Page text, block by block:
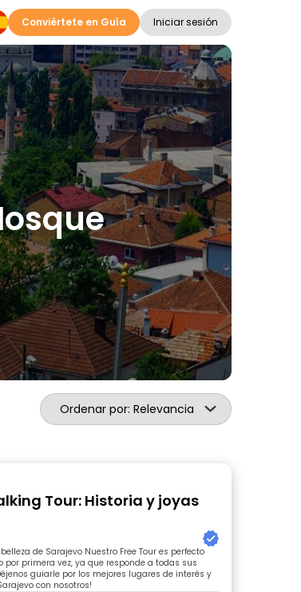
Conviértete en Guía Iniciar sesión
Ordenar por: Relevancia
Tour: Historia y joyas
de Sarajevo Nuestro Free Tour es perfecto
primera vez, ya que responde a todas sus
guiarle por los mejores lugares de interés y
con nosotros!